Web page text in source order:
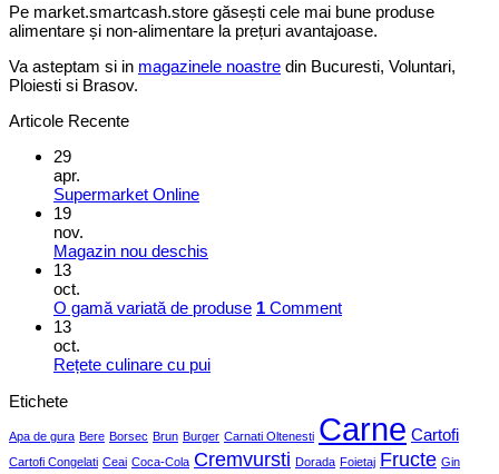
22,40 lei.
Pe market.smartcash.store găsești cele mai bune produse
alimentare și non-alimentare la prețuri avantajoase.
Va asteptam si in magazinele noastre din Bucuresti, Voluntari,
Ploiesti si Brasov.
Articole Recente
29
apr.
Supermarket Online
19
nov.
Magazin nou deschis
13
oct.
O gamă variată de produse 1 Comment
13
oct.
Rețete culinare cu pui
Etichete
Apa de gura Bere Borsec Brun Burger Carnati Oltenesti Carne Cartofi
Cartofi Congelati Ceai Coca-Cola Cremvursti Dorada Foietaj Fructe Gin